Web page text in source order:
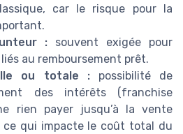
car le risque pour la
: souvent exigée pour
au remboursement prêt.
ou totale :possibilité de
des intérêts (franchise
rien payer jusqu’à la vente
ce qui impacte le coût total du